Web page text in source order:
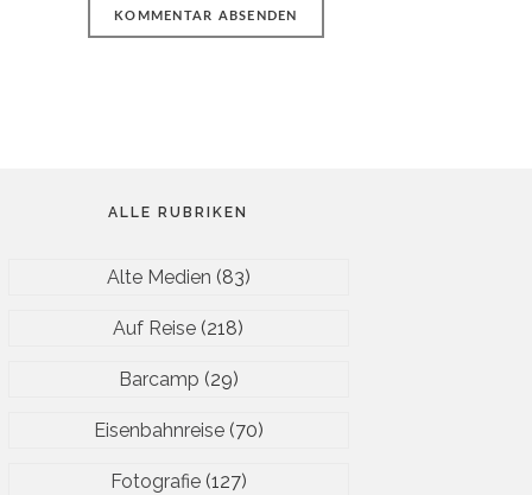
ALLE RUBRIKEN
Alte Medien (83)
Auf Reise (218)
Barcamp (29)
Eisenbahnreise(70)
Fotografie(127)